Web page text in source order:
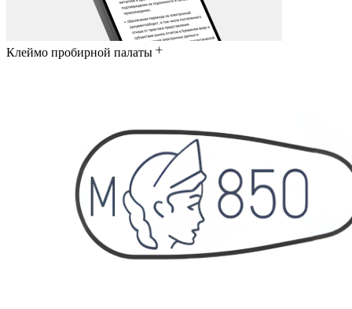
Клеймо пробирной палаты